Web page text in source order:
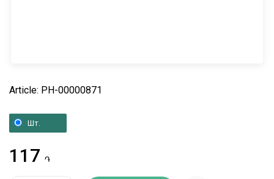
Article: PH-00000871
Шт.
117 ֏